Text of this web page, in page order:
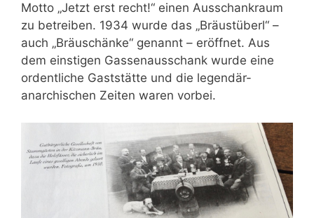
Motto „Jetzt erst recht!“ einen Ausschankraum
zu betreiben. 1934 wurde das „Bräustüberl“ –
auch „Bräuschänke“ genannt – eröffnet. Aus
dem einstigen Gassenausschank wurde eine
ordentliche Gaststätte und die legendär-
anarchischen Zeiten waren vorbei.